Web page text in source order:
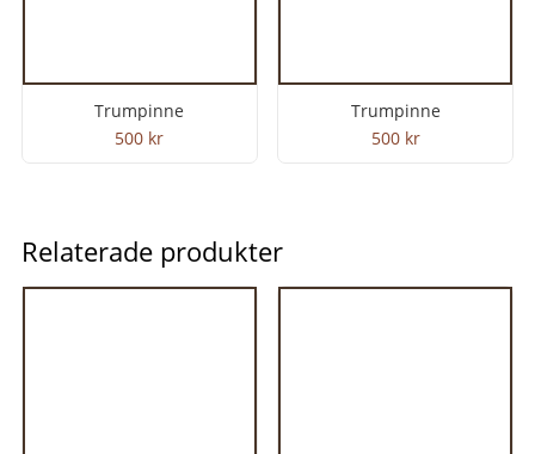
Trumpinne
500 kr
Trumpinne
500 kr
Relaterade produkter